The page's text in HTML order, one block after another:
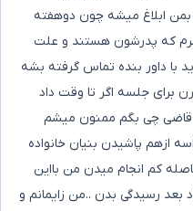
ابلاغ میشه چون دوهفته
که پدرشون هستند و علت
داور بنده تماس گرفته بشه
برای جلسه اگر تا وقت داد
چی بگم ممنون میشم
ازهم پاشیدن بنیان خانواده
کم انجام میدن من بااین
بعد رسیدگی بدن ..من زایمانم و